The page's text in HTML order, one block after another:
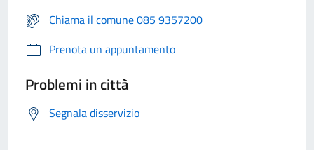
Chiama il comune 085 9357200
Prenota un appuntamento
Problemi in città
Segnala disservizio